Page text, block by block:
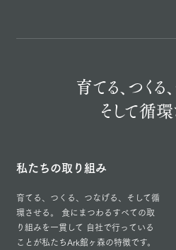
育てる、つくる、
そして循
私たちの取り組み
育てる、つくる、つなげる、そして循
環させる。
食にまつわるすべての取
り組みを一貫して 自社で行っている
ことが私たちArk館ヶ森の特徴です。